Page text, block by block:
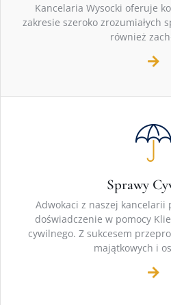
Kancelaria Wysocki oferuje
zakresie szeroko zrozumiałych
również
Sprawy
Adwokaci z naszej kancelarii
doświadczenie w pomocy
cywilnego. Z sukcesem
majątkowych i